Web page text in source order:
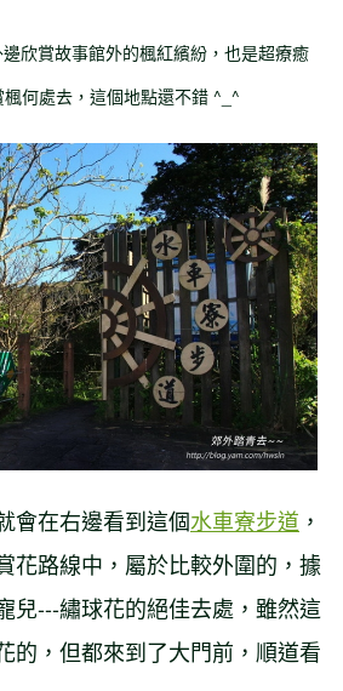
欣賞故事館外的楓紅繽紛，也是超療癒
何處去，這個地點還不錯 ^_^
會在右邊看到這個水車寮步道 ，
花路線中，屬於比較外圍的，據
兒---繡球花的絕佳去處，雖然這
的，但都來到了大門前，順道看